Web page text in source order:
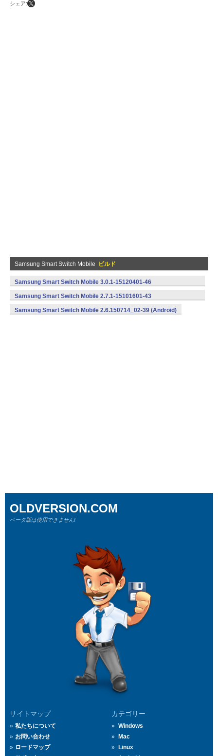
シェア:
Samsung Smart Switch Mobile ビルド
Samsung Smart Switch Mobile 3.0.1-15120401-46
(armeabi,armeabi-v7a) (Android)
Samsung Smart Switch Mobile 2.7.1-15101601-43
(armeabi,armeabi-v7a) (Android)
Samsung Smart Switch Mobile 2.6.150714_02-39 (Android)
サイトマップ
私たちについて
お問い合わせ
ロードマップ
カテゴリー
Windows
Mac
Linux
OLDVERSION.COM
ベータ版は使用できません!